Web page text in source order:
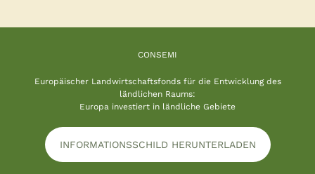
CONSEMI
Europäischer Landwirtschaftsfonds für die Entwicklung des
ländlichen Raums:
Europa investiert in ländliche Gebiete
INFORMATIONSSCHILD HERUNTERLADEN